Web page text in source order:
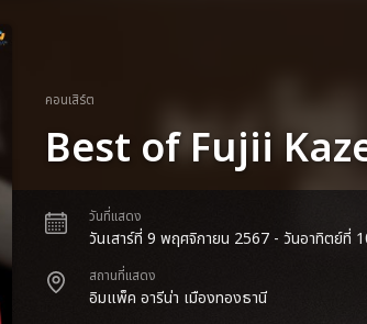
คอนเสิร์ต
Best of Fujii
วันที่แสดง
วันเสาร์ที่ 9 พฤศจิกายน 2567 - วันอาทิตย์ที่
สถานที่แสดง
อิมแพ็ค อารีน่า เมืองทองธานี